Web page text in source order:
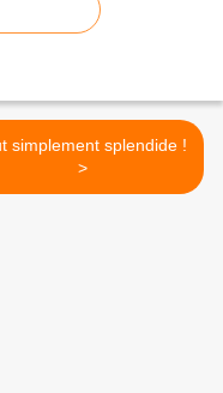
simplement splendide !
>